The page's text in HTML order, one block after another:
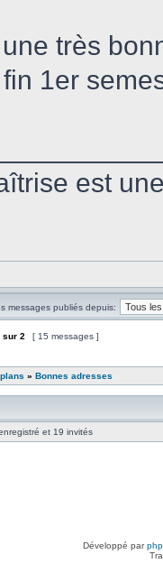
très
1er
est
messages publiés depuis:
sur 2 [ 15 messages ]
» Bonnes adresses
et 19 invités
Développé par